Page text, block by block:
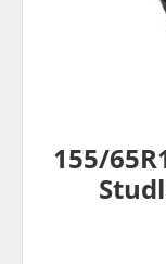
155/